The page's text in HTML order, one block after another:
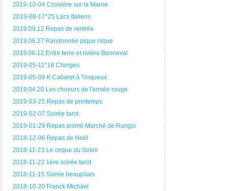
2019-10-04 Croisière sur la Marne
2019-09-17*25 Lacs Italiens
2019.09.12 Repas de rentrée
2019.06.27 Randonnée pique nique
2019.06.12 Entre terre et rivière Bonneval
2019-05-11*18 Chorges
2019-05-09 K Cabaret à Tinqueux
2019.04.20 Les choeurs de l'armée rouge
2019-03-25 Repas de printemps
2019-02-07 Soirée tarot
2019-01-29 Repas animé Marché de Rungis
2018-12-06 Repas de Noël
2018-11-23 Le cirque du Soleil
2018-11-22 1ère soirée tarot
2018-11-15 Soirée beaujolais
2018-10-20 Franck Michael